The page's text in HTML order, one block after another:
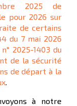
2025 de
pour 2026 sur
de certains
du 7 mai 2026
2025-1403 du
de la sécurité
de départ à la
.
à notre